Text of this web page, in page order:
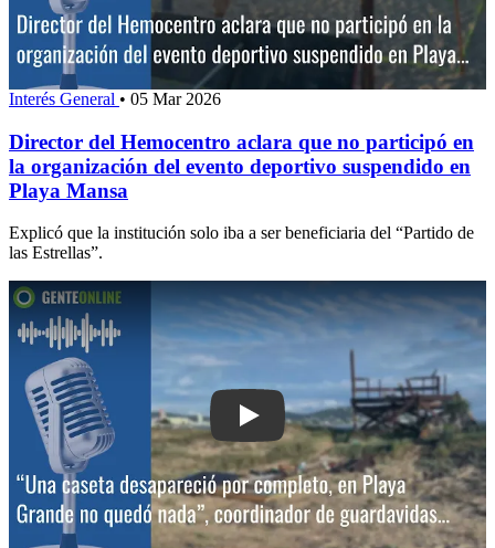
Interés General • 05 Mar 2026
Director del Hemocentro aclara que no participó en
la organización del evento deportivo suspendido en
Playa Mansa
Explicó que la institución solo iba a ser beneficiaria del “Partido de
las Estrellas”.
Play: “Una caseta desapareció por